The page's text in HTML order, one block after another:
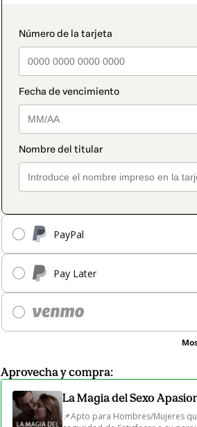
PayPal
Pay Later
seleccionado
Tarjeta
Aprovecha y compra:
La Magia del Sexo
📌Apto para Hombres/Mujeres